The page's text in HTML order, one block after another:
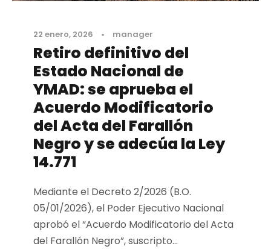
22 enero, 2026 • manager
Retiro definitivo del
Estado Nacional de
YMAD: se aprueba el
Acuerdo Modificatorio
del Acta del Farallón
Negro y se adecúa la Ley
14.771
Mediante el Decreto 2/2026 (B.O.
05/01/2026), el Poder Ejecutivo Nacional
aprobó el “Acuerdo Modificatorio del Acta
del Farallón Negro”, suscripto...